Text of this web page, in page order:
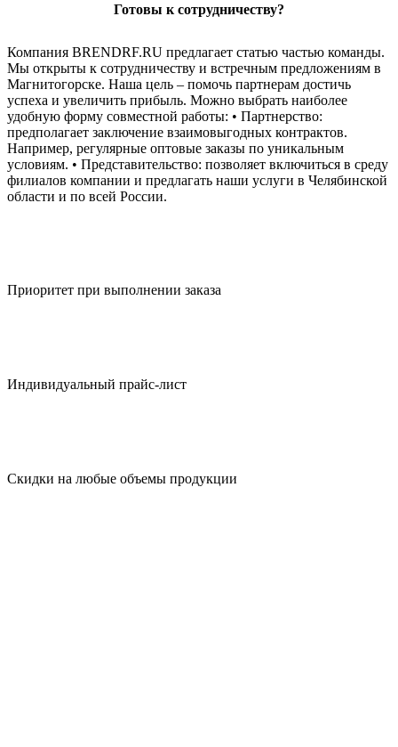
Готовы к сотрудничеству?
Компания BRENDRF.RU предлагает статью частью команды.
Мы открыты к сотрудничеству и встречным предложениям в
Магнитогорске. Наша цель – помочь партнерам достичь
успеха и увеличить прибыль. Можно выбрать наиболее
удобную форму совместной работы: • Партнерство:
предполагает заключение взаимовыгодных контрактов.
Например, регулярные оптовые заказы по уникальным
условиям. • Представительство: позволяет включиться в среду
филиалов компании и предлагать наши услуги в Челябинской
области и по всей России.
Приоритет при выполнении заказа
Индивидуальный прайс-лист
Скидки на любые объемы продукции